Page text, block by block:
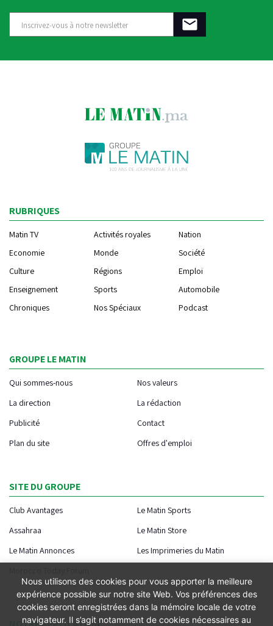
RUBRIQUES
Matin TV Activités royales
Nation
Economie
Monde
Société
Culture
Régions
Emploi
Enseignement
Sports
Automobile
Chroniques
Nos Spéciaux Podcast
GROUPE LE MATIN
Qui sommes-nous
Nos valeurs
La direction
La rédaction
Publicité
Contact
Plan du site
Offres d'emploi
SITE DU GROUPE
Club Avantages
Le Matin Sports
Assahraa
Le Matin Store
Le Matin Annonces
Les Imprimeries du Matin
Nous utilisons des cookies pour vous apporter la meilleure
expérience possible sur notre site Web. Vos préférences des
cookies seront enregistrées dans la mémoire locale de votre
navigateur. Il s’agit notamment de cookies nécessaires au